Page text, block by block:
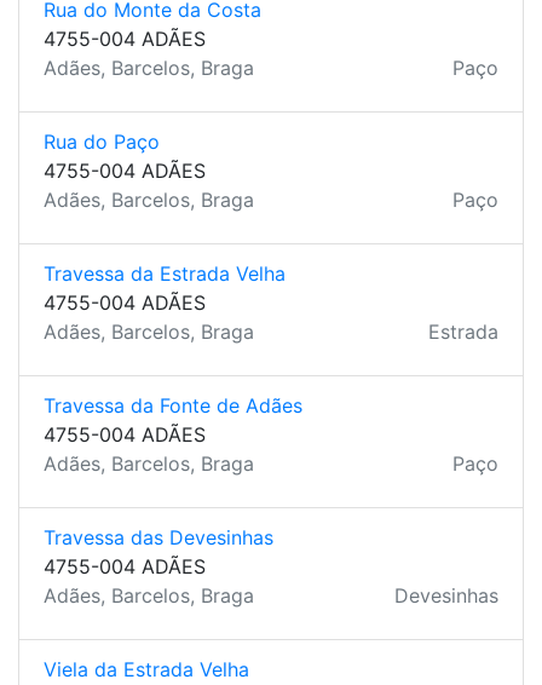
Rua do Monte da Costa
4755-004 ADÃES
Adães, Barcelos, Braga
Paço
Rua do Paço
4755-004 ADÃES
Adães, Barcelos, Braga
Paço
Travessa da Estrada Velha
4755-004 ADÃES
Adães, Barcelos, Braga
Estrada
Travessa da Fonte de Adães
4755-004 ADÃES
Adães, Barcelos, Braga
Paço
Travessa das Devesinhas
4755-004 ADÃES
Adães, Barcelos, Braga
Devesinhas
Viela da Estrada Velha